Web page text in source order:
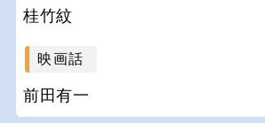
桂竹紋
映画話
前田有一